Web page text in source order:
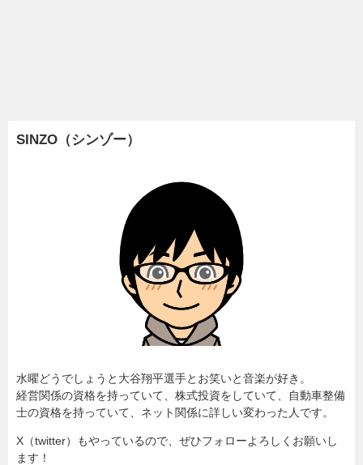
SINZO（シンゾー）
水曜どうでしょうと大谷翔平選手とお笑いと音楽が好き。
経営関係の資格を持っていて、株式投資をしていて、自動車整備
士の資格を持っていて、ネット関係に詳しい変わった人です。
X（twitter）もやっているので、ぜひフォローよろしくお願いし
ます！